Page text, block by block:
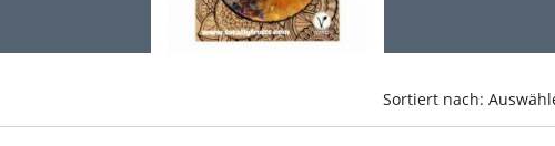
Sortiert nach: